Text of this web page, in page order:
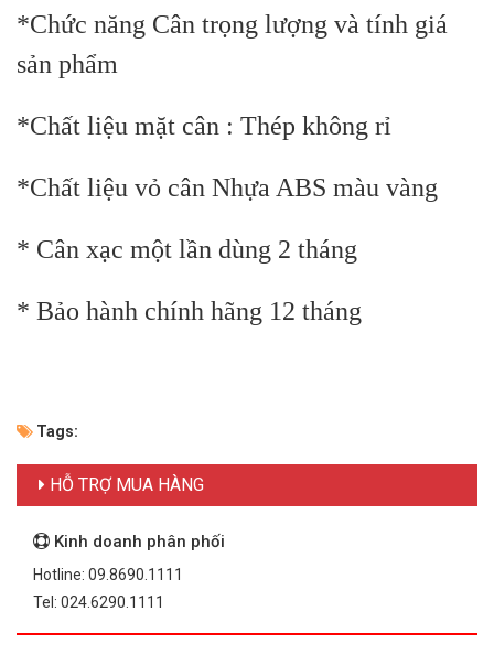
*Chức năng Cân trọng lượng và tính giá
sản phẩm
*Chất liệu mặt cân : Thép không rỉ
*Chất liệu vỏ cân Nhựa ABS màu vàng
* Cân xạc một lần dùng 2 tháng
* Bảo hành chính hãng 12 tháng
Tags:
HỖ TRỢ MUA HÀNG
Kinh doanh phân phối
Hotline: 09.8690.1111
Tel: 024.6290.1111